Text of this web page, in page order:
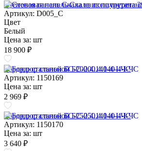
Стеновая панель Скала из полиуретана
Артикул: D005_C
Цвет
Белый
Цена за: шт
18 900 ₽
Бордюр стальной БС-200.4.140-4-I-ЧС
Артикул: 1150169
Цена за: шт
2 969 ₽
Бордюр стальной БС-250.4.140-4-I-ЧС
Артикул: 1150170
Цена за: шт
3 640 ₽